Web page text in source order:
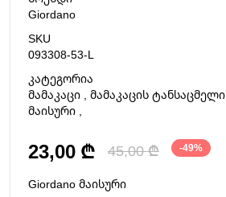
Giordano
SKU
093308-53-L
კატეგორია
მამაკაცი
მამაკაცის ტანსაცმელი
მაისური
23,00 ₾ 45,00 ₾ -49%
Giordano მაისური